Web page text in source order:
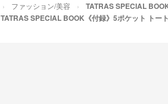
ファッション/美容 TATRAS SPECIAL
TATRAS SPECIAL BOOK《付録》5ポケット トー